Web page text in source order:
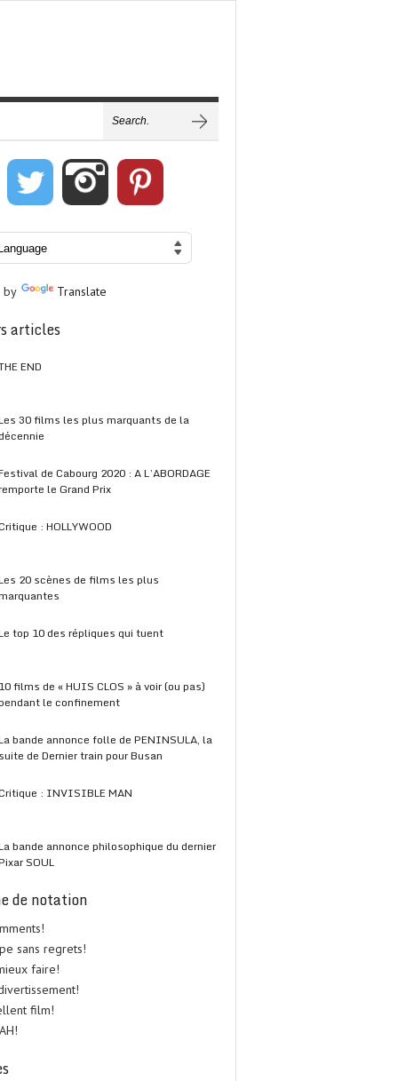
by Translate
articles
END
30 films les plus marquants de la
de Cabourg 2020 : A L’ABORDAGE
le Grand Prix
: HOLLYWOOD
20 scènes de films les plus
top 10 des répliques qui tuent
10 films de « HUIS CLOS » à voir (ou pas)
le confinement
bande annonce folle de PENINSULA, la
suite de Dernier train pour Busan
: INVISIBLE MAN
bande annonce philosophique du dernier
SOUL
de notation
sans regrets!
faire!
film!